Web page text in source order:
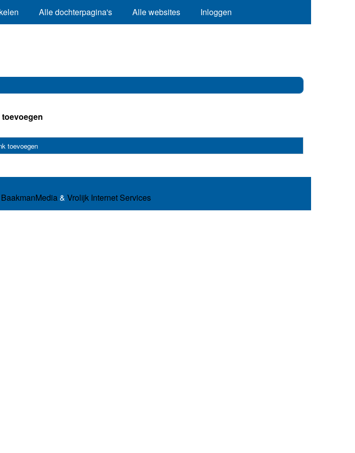
Alle dochterpagina's Alle websites Inloggen
toevoegen
BaakmanMedia& Vrolijk Internet Services